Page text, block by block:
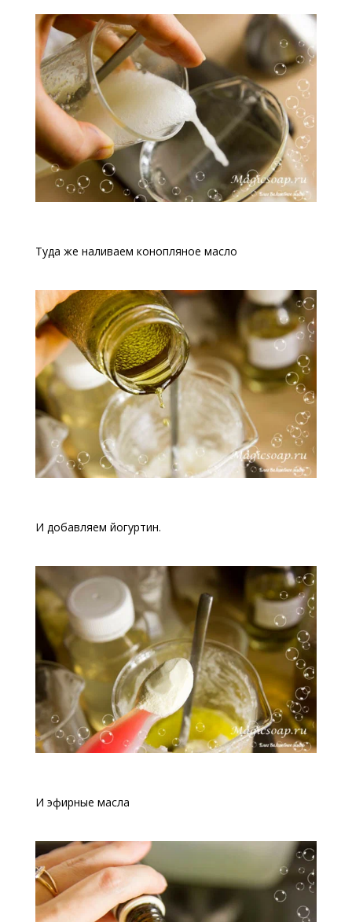
Туда же наливаем конопляное масло
И добавляем йогуртин.
И эфирные масла